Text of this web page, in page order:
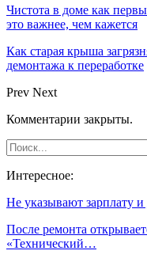
Чистота в доме как
это важнее, чем кажется
Как старая крыша
демонтажа к переработке
Prev Next
Комментарии закрыты.
Интересное:
Не указывают зарплату
После ремонта
«Технический…